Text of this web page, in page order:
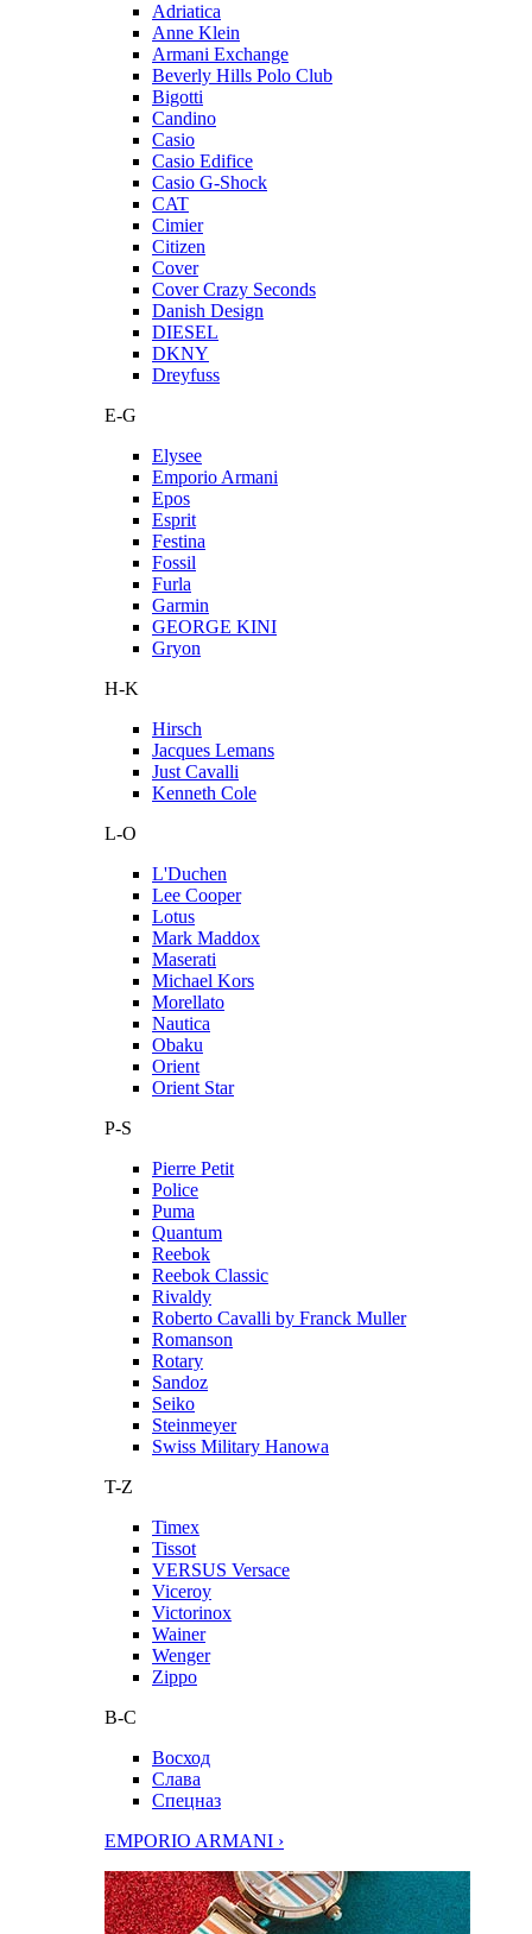
Adriatica
Anne Klein
Armani Exchange
Beverly Hills Polo Club
Bigotti
Candino
Casio
Casio Edifice
Casio G-Shock
CAT
Cimier
Citizen
Cover
Cover Crazy Seconds
Danish Design
DIESEL
DKNY
Dreyfuss
E-G
Elysee
Emporio Armani
Epos
Esprit
Festina
Fossil
Furla
Garmin
GEORGE KINI
Gryon
H-K
Hirsch
Jacques Lemans
Just Cavalli
Kenneth Cole
L-O
L'Duchen
Lee Cooper
Lotus
Mark Maddox
Maserati
Michael Kors
Morellato
Nautica
Obaku
Orient
Orient Star
P-S
Pierre Petit
Police
Puma
Quantum
Reebok
Reebok Classic
Rivaldy
Roberto Cavalli by Franck Muller
Romanson
Rotary
Sandoz
Seiko
Steinmeyer
Swiss Military Hanowa
T-Z
Timex
Tissot
VERSUS Versace
Viceroy
Victorinox
Wainer
Wenger
Zippo
В-С
Восход
Слава
Спецназ
EMPORIO ARMANI ›